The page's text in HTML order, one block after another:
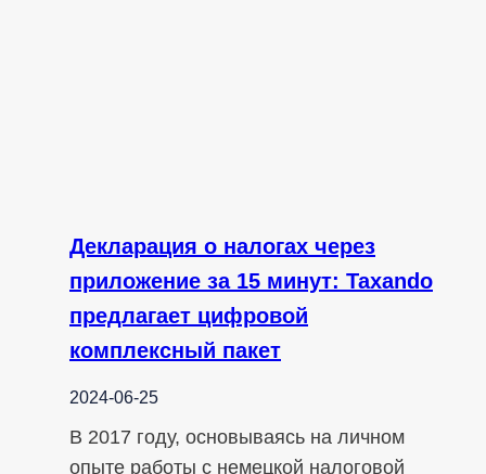
Декларация о налогах через
приложение за 15 минут: Taxando
предлагает цифровой
комплексный пакет
2024-06-25
В 2017 году, основываясь на личном
опыте работы с немецкой налоговой